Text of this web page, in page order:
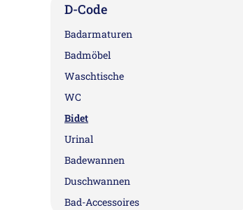
D-Code
Badarmaturen
Badmöbel
Waschtische
WC
Bidet
Urinal
Badewannen
Duschwannen
Bad-Accessoires